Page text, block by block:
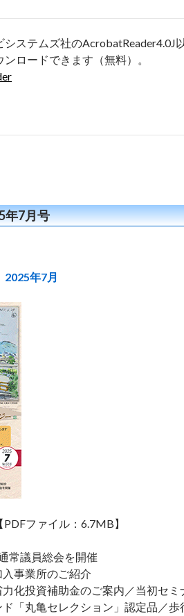
システムズ社の
ロードできます（無料）。
7月号
年7月
【PDFファイル：6.7MB】
常議員総会を開催
事業所のご紹介
化投資補助金のご案内／当初セミ
「丸亀セレクション」認定品／歩